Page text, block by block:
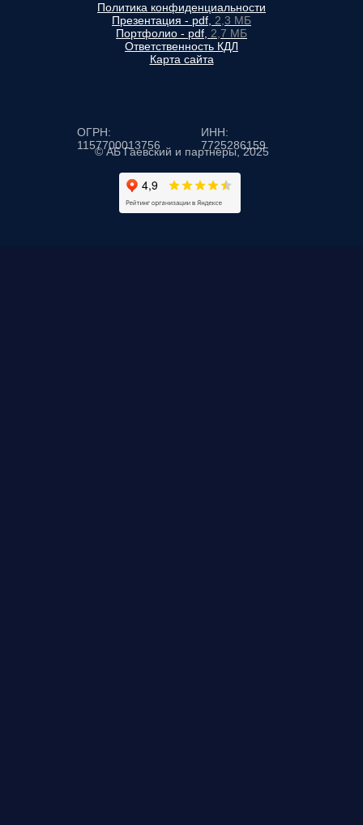
© АБ Гаевский и партнеры, 2025
ИНН:
7725286159
Политика конфиденциальности
Презентация - pdf, 2,3 МБ
Портфолио - pdf, 2,7 МБ
Ответственность КДЛ
Карта сайта
ОГРН:
1157700013756